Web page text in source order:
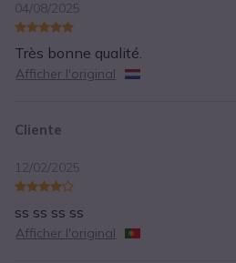
04/08/2025
Très bonne qualité.
Afficher l'original
Cliente
12/02/2025
ss ss ss ss
Afficher l'original